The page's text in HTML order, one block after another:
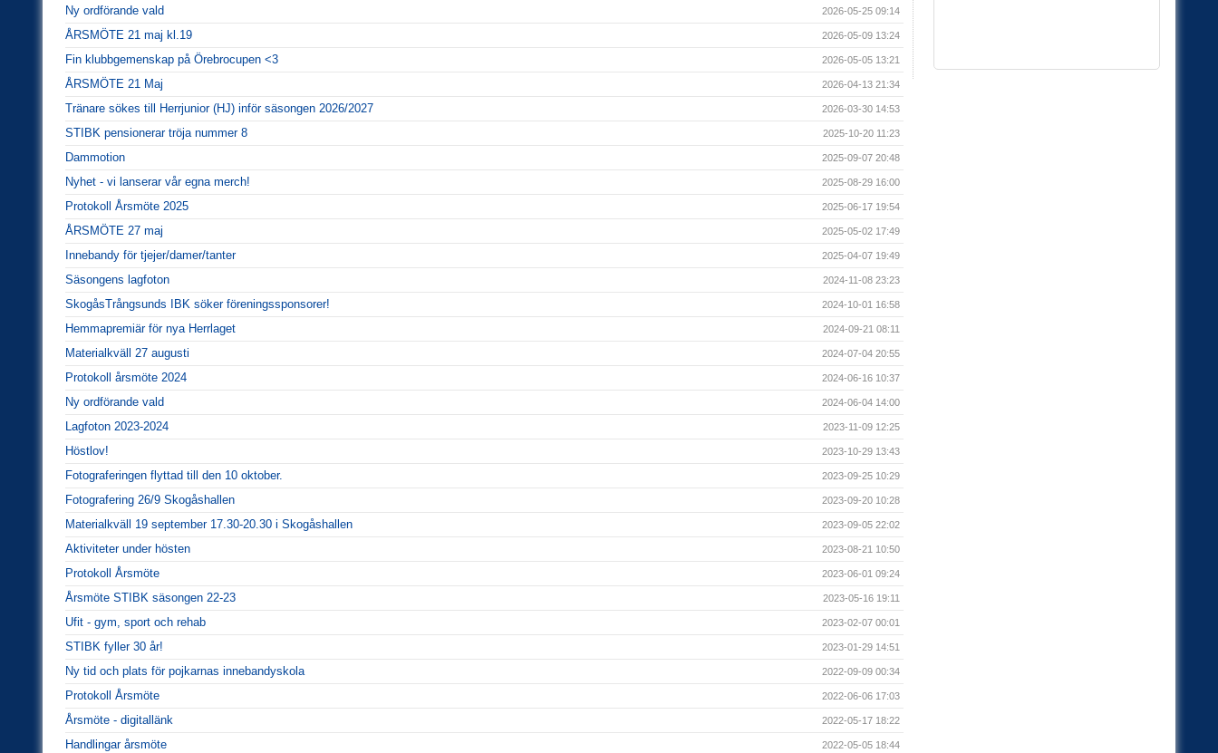
Ny ordförande vald 2026-05-25 09:14
ÅRSMÖTE 21 maj kl.19 2026-05-09 13:24
Fin klubbgemenskap på Örebrocupen <3 2026-05-05 13:21
ÅRSMÖTE 21 Maj 2026-04-13 21:34
Tränare sökes till Herrjunior (HJ) inför säsongen 2026/2027 2026-03-30 14:53
STIBK pensionerar tröja nummer 8 2025-10-20 11:23
Dammotion 2025-09-07 20:48
Nyhet - vi lanserar vår egna merch! 2025-08-29 16:00
Protokoll Årsmöte 2025 2025-06-17 19:54
ÅRSMÖTE 27 maj 2025-05-02 17:49
Innebandy för tjejer/damer/tanter 2025-04-07 19:49
Säsongens lagfoton 2024-11-08 23:23
SkogåsTrångsunds IBK söker föreningssponsorer! 2024-10-01 16:58
Hemmapremiär för nya Herrlaget 2024-09-21 08:11
Materialkväll 27 augusti 2024-07-04 20:55
Protokoll årsmöte 2024 2024-06-16 10:37
Ny ordförande vald 2024-06-04 14:00
Lagfoton 2023-2024 2023-11-09 12:25
Höstlov! 2023-10-29 13:43
Fotograferingen flyttad till den 10 oktober. 2023-09-25 10:29
Fotografering 26/9 Skogåshallen 2023-09-20 10:28
Materialkväll 19 september 17.30-20.30 i Skogåshallen 2023-09-05 22:02
Aktiviteter under hösten 2023-08-21 10:50
Protokoll Årsmöte 2023-06-01 09:24
Årsmöte STIBK säsongen 22-23 2023-05-16 19:11
Ufit - gym, sport och rehab 2023-02-07 00:01
STIBK fyller 30 år! 2023-01-29 14:51
Ny tid och plats för pojkarnas innebandyskola 2022-09-09 00:34
Protokoll Årsmöte 2022-06-06 17:03
Årsmöte - digitallänk 2022-05-17 18:22
Handlingar årsmöte 2022-05-05 18:44